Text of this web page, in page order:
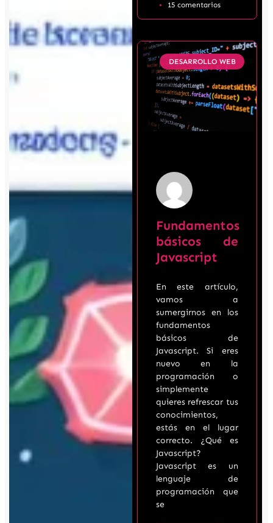
15 comentarios
DESARROLLO WEB
Fundamentos
básicos de
Javascript
En este artículo,
vamos a
sumergirnos en los
fundamentos
básicos de
Javascript. Si eres
nuevo en la
programación o
simplemente
quieres refrescar tus
conocimientos,
estás en el lugar
correcto. ¿Qué es
Javascript?
Javascript es un
lenguaje de
programación que
se